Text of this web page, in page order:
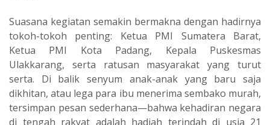
‎Suasana kegiatan semakin bermakna dengan hadirnya
tokoh-tokoh penting: Ketua PMI Sumatera Barat,
Ketua PMI Kota Padang, Kepala Puskesmas
Ulakkarang, serta ratusan masyarakat yang turut
serta. Di balik senyum anak-anak yang baru saja
dikhitan, atau lega para ibu menerima sembako murah,
tersimpan pesan sederhana—bahwa kehadiran negara
di tengah rakyat adalah hadiah terindah di usia 21